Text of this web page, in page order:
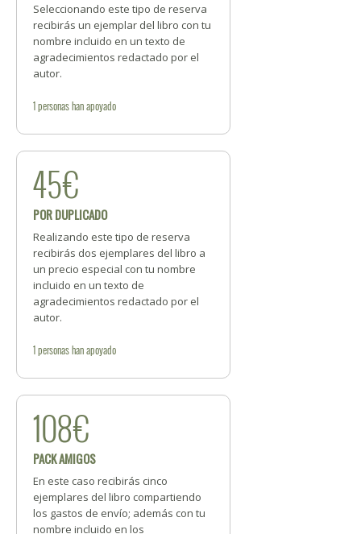
Seleccionando este tipo de reserva
recibirás un ejemplar del libro con tu
nombre incluido en un texto de
agradecimientos redactado por el
autor.
1personashan apoyado
45€
POR DUPLICADO
Realizando este tipo de reserva
recibirás dos ejemplares del libro a
un precio especial con tu nombre
incluido en un texto de
agradecimientos redactado por el
autor.
1personashan apoyado
108€
PACK AMIGOS
En este caso recibirás cinco
ejemplares del libro compartiendo
los gastos de envío; además con tu
nombre incluido en los